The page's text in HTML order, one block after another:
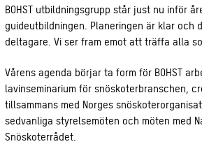
BOHST utbildningsgrupp står just nu inför
guideutbildningen. Planeringen är klar och
deltagare. Vi ser fram emot att träffa alla
Vårens agenda börjar ta form för BOHST
lavinseminarium för snöskoterbranschen,
tillsammans med Norges
sedvanliga styrelsemöten och möten med
Snöskoterrådet.